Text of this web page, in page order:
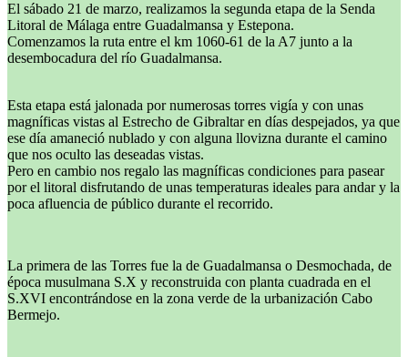
El sábado 21 de marzo, realizamos la segunda etapa de la Senda
Litoral de Málaga entre Guadalmansa y Estepona.
Comenzamos la ruta entre el km 1060-61 de la A7 junto a la
desembocadura del río Guadalmansa.
Esta etapa está jalonada por numerosas torres vigía y con unas
magníficas vistas al Estrecho de Gibraltar en días despejados, ya que
ese día amaneció nublado y con alguna llovizna durante el camino
que nos oculto las deseadas vistas.
Pero en cambio nos regalo las magníficas condiciones para pasear
por el litoral disfrutando de unas temperaturas ideales para andar y la
poca afluencia de público durante el recorrido.
La primera de las Torres fue la de Guadalmansa o Desmochada, de
época musulmana S.X y reconstruida con planta cuadrada en el
S.XVI encontrándose en la zona verde de la urbanización Cabo
Bermejo.